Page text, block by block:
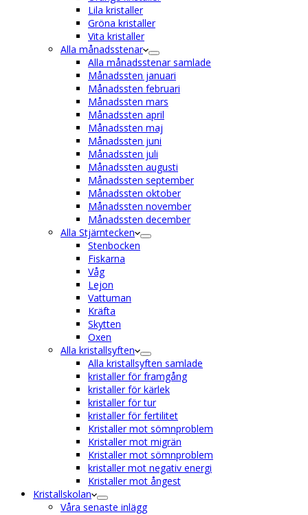
Lila kristaller
Gröna kristaller
Vita kristaller
Alla månadsstenar
Alla månadsstenar samlade
Månadssten januari
Månadssten februari
Månadssten mars
Månadssten april
Månadssten maj
Månadssten juni
Månadssten juli
Månadssten augusti
Månadssten september
Månadssten oktober
Månadssten november
Månadssten december
Alla Stjärntecken
Stenbocken
Fiskarna
Våg
Lejon
Vattuman
Kräfta
Skytten
Oxen
Alla kristallsyften
Alla kristallsyften samlade
kristaller för framgång
kristaller för kärlek
kristaller för tur
kristaller för fertilitet
Kristaller mot sömnproblem
Kristaller mot migrän
Kristaller mot sömnproblem
kristaller mot negativ energi
Kristaller mot ångest
Kristallskolan
Våra senaste inlägg